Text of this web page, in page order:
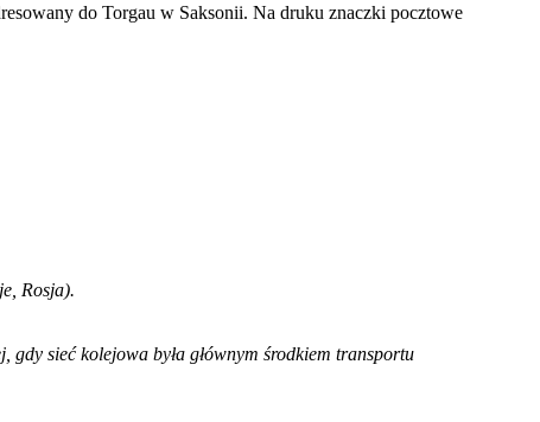
do Torgau w Saksonii. Na druku znaczki pocztowe
Rosja).
sieć kolejowa była głównym środkiem transportu